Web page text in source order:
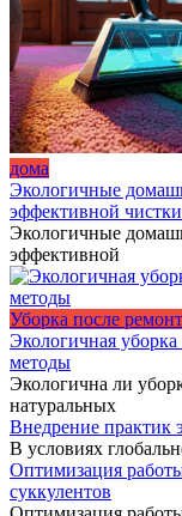
дома
Экологичные
эффективной
Экологичные
эффективной
Уборка после
Экологичная уборка
методы
Экологична ли
натуральных
Внедрение практик
В условиях
Оптимизация
суккулентов